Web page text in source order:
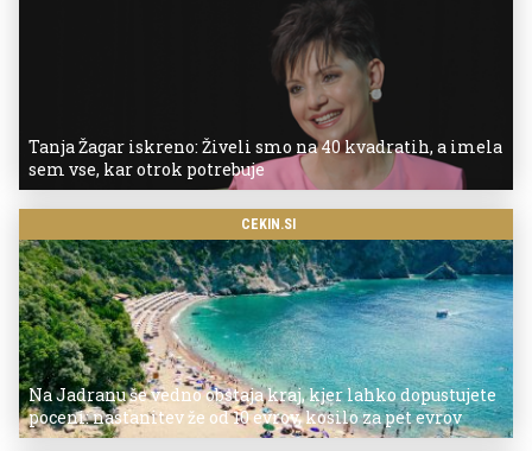
Tanja Žagar iskreno: Živeli smo na 40 kvadratih, a imela
sem vse, kar otrok potrebuje
CEKIN.SI
Na Jadranu še vedno obstaja kraj, kjer lahko dopustujete
poceni: nastanitev že od 10 evrov, kosilo za pet evrov